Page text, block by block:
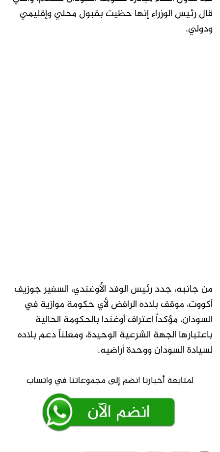
قال رئيس الوزراء إنها حظيت بقبول محلي وإقليمي
ودولي.
من جانبه، جدد رئيس الوفد الأوغندي، السفير جوزيف
أكووت، موقف بلاده الرافض لأي حكومة موازية في
السودان، مؤكداً اعتراف أوغندا بالحكومة الحالية
باعتبارها الجهة الشرعية الوحيدة، ومعلناً دعم بلاده
لسيادة السودان ووحدة أراضيه.